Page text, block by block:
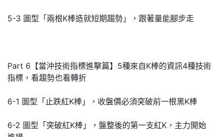
5-3 圖型「兩根K棒造就短期趨勢」，跟著量能腳步走
Part 6【當沖技術指標進擊篇】5種來自K棒的資訊4種技術
指標，看趨勢也看轉折
6-1 圖型「止跌紅K棒」，收盤價必須突破前一根黑K棒
6-2 圖型「突破紅K棒」，盤整後的第一支紅K，主力開始